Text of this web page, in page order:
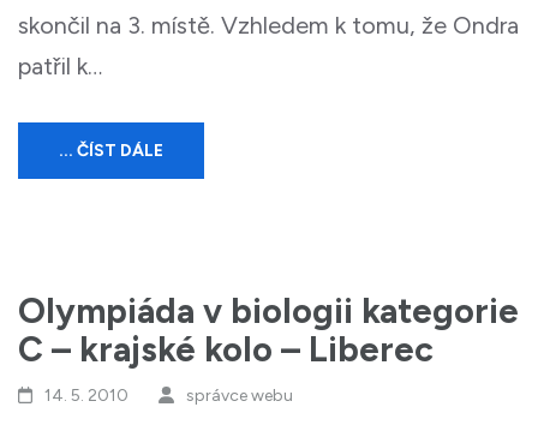
skončil na 3. místě. Vzhledem k tomu, že Ondra
patřil k…
... ČÍST DÁLE
Olympiáda v biologii kategorie
C – krajské kolo – Liberec
14. 5. 2010 správce webu